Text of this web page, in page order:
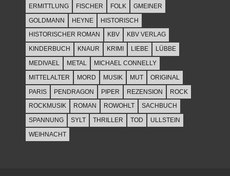
ERMITTLUNG
FISCHER FOLK
GMEINER
GOLDMANN
HEYNE
HISTORISCH
HISTORISCHER ROMAN
KBV
KBV VERLAG
KINDERBUCH
KNAUR KRIMI LIEBE
LÜBBE
MEDIVAEL
METAL
MICHAEL CONNELLY
MITTELALTER
MORD MUSIK MUT
ORIGINAL
PARIS
PENDRAGON PIPER REZENSION
ROCK
ROCKMUSIK
ROMAN ROWOHLT
SACHBUCH
SPANNUNG
SYLT THRILLER TOD
ULLSTEIN
WEIHNACHT